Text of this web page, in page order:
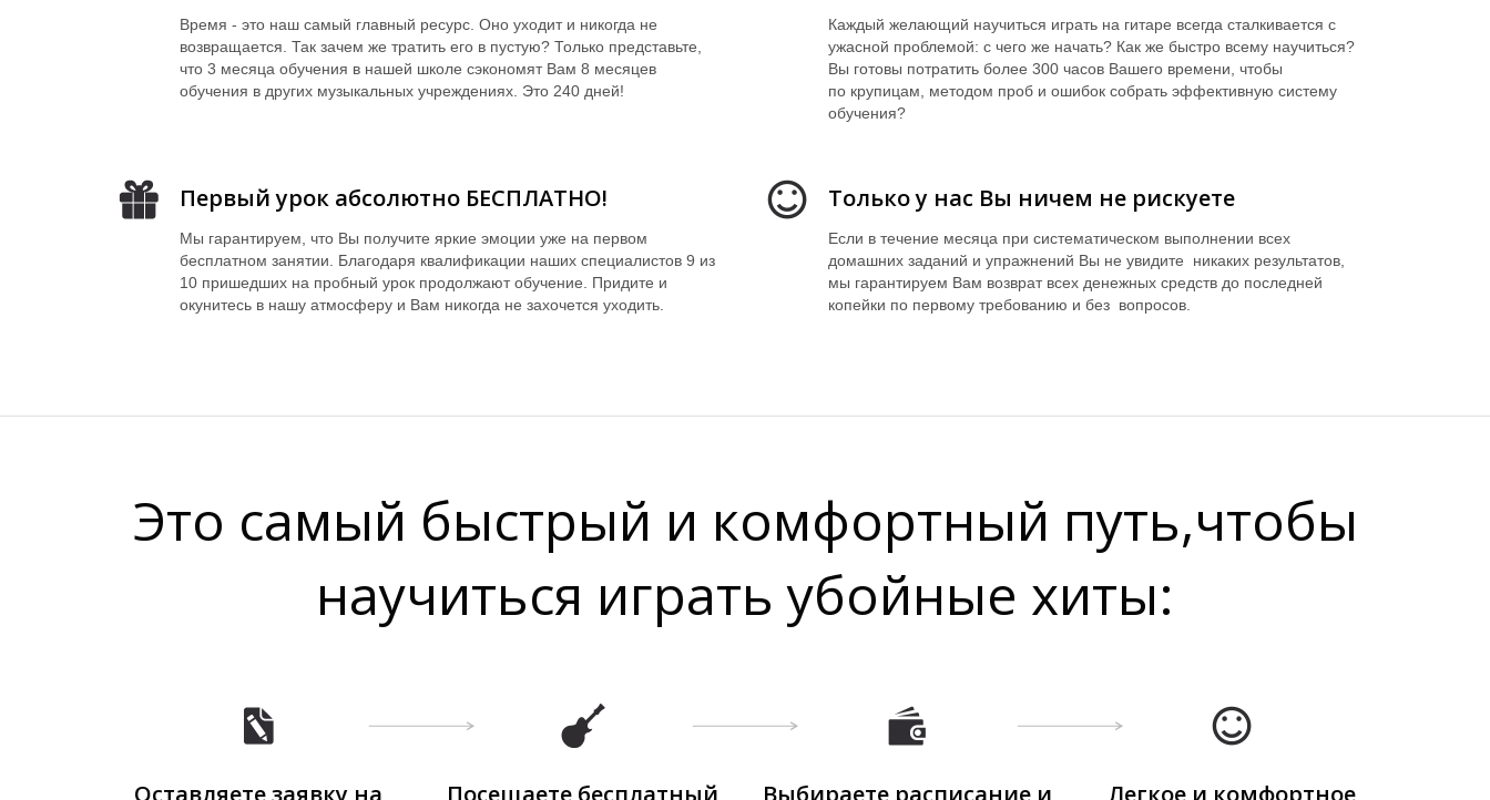
Время - это наш самый главный ресурс. Оно уходит и никогда не
возвращается. Так зачем же тратить его в пустую? Только представьте,
что 3 месяца обучения в нашей школе сэкономят Вам 8 месяцев
обучения в других музыкальных учреждениях. Это 240 дней!
Каждый желающий научиться играть на гитаре всегда сталкивается с
ужасной проблемой: с чего же начать? Как же быстро всему научиться?
Вы готовы потратить более 300 часов Вашего времени, чтобы
по крупицам, методом проб и ошибок собрать эффективную систему
обучения?
Первый урок абсолютно БЕСПЛАТНО!
Мы гарантируем, что Вы получите яркие эмоции уже на первом
бесплатном занятии. Благодаря квалификации наших специалистов 9 из
10 пришедших на пробный урок продолжают обучение. Придите и
окунитесь в нашу атмосферу и Вам никогда не захочется уходить.
Только у нас Вы ничем не рискуете
Если в течение месяца при систематическом выполнении всех
домашних заданий и упражнений Вы не увидите никаких результатов,
мы гарантируем Вам возврат всех денежных средств до последней
копейки по первому требованию и без вопросов.
Это самый быстрый и комфортный путь,чтобы
научиться играть убойные хиты:
Оставляете заявку на Посещаете бесплатный Выбираете расписание и Легкое и комфортное